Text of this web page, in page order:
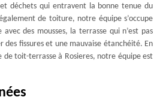
déchets qui entravent la bonne tenue du
de toiture, notre équipe s’occupe
des mousses, la terrasse qui n’est pas
des fissures et une mauvaise étanchéité. En
toit-terrasse à Rosieres, notre équipe est